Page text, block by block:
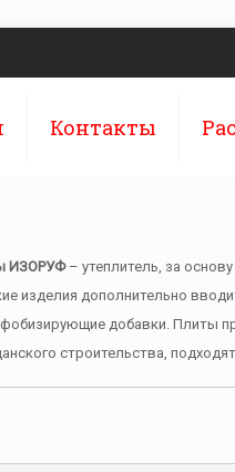
Контакты
ИЗОРУФ– утеплитель, за
изделия дополнительно
добавки. Плиты
строительства,